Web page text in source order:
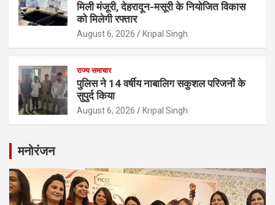
मिली मंजूरी, देहरादून-मसूरी के नियोजित विकास
को मिलेगी रफ्तार
August 6, 2026 Kripal Singh
राज्य समाचार
पुलिस ने 14 वर्षीय नाबालिग सकुशल परिजनों के
सुपुर्द किया
August 6, 2026 Kripal Singh
मनोरंजन